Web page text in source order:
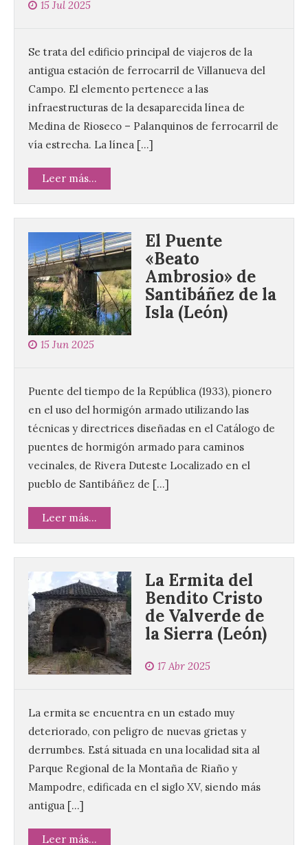
15 Jul 2025
Se trata del edificio principal de viajeros de la
antigua estación de ferrocarril de Villanueva del
Campo. El elemento pertenece a las
infraestructuras de la desaparecida línea de
Medina de Rioseco – Palanquinos de ferrocarril de
vía estrecha. La línea […]
Leer más...
El Puente
«Beato
Ambrosio» de
Santibáñez de la
Isla (León)
15 Jun 2025
Puente del tiempo de la República (1933), pionero
en el uso del hormigón armado utilizando las
técnicas y directrices diseñadas en el Catálogo de
puentes de hormigón armado para caminos
vecinales, de Rivera Duteste Localizado en el
pueblo de Santibáñez de […]
Leer más...
La Ermita del
Bendito Cristo
de Valverde de
la Sierra (León)
17 Abr 2025
La ermita se encuentra en un estado muy
deteriorado, con peligro de nuevas grietas y
derrumbes. Está situada en una localidad sita al
Parque Regional de la Montaña de Riaño y
Mampodre, edificada en el siglo XV, siendo más
antigua […]
Leer más...